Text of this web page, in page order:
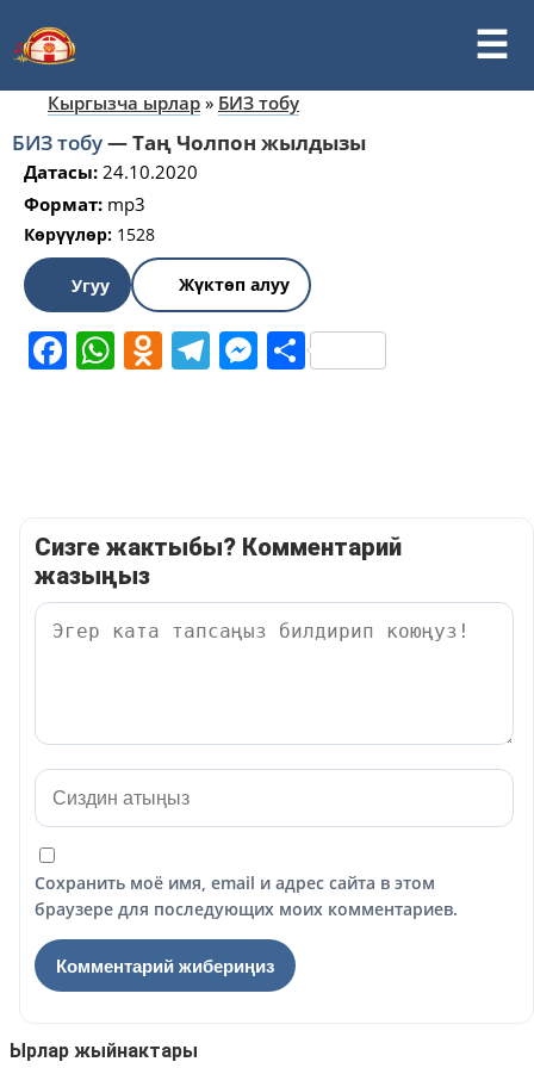
Кыргызча ырлар » БИЗ тобу
БИЗ тобу—Таң Чолпон жылдызы
Датасы: 24.10.2020
Формат: mp3
Көрүүлөр: 1528
Угуу Жүктөп алуу
Facebook
WhatsApp
Odnoklassniki
Telegram
Messenger
Share
Сизге жактыбы? Комментарий
жазыңыз
Сохранить моё имя, email и адрес сайта в этом
браузере для последующих моих комментариев.
Ырлар жыйнактары